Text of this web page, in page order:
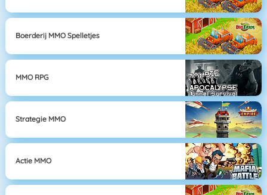
Boerderij MMO Spelletjes
MMO RPG
Strategie MMO
Actie MMO